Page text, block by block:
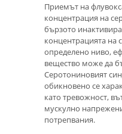
Приемът на
концентрация на
бързото
концентрацията на
определено ниво,
вещество може да
Серотониновият
обикновено се
като тревожност,
мускулно
потрепвания.